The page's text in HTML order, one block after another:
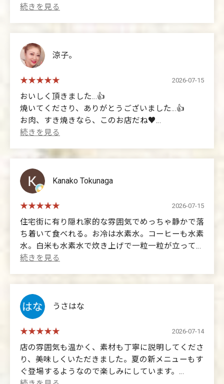
卵も野菜もお米もうどんも美味しい。
ちょっと営業が、、、、。
LINEへの誘導、商品の説明など、
正直かなりクドいかなと思いました。
マシンガントークに近いかな。
素材の説明もあんまりしつこいと、、、。
なんかハイブランド自慢しまくってる、
おじさんに感じちゃいました。
一生懸命、お仕事されてるなとは思いましたが、
苦手な人は引いちゃうと思います。
私もちょっと、、、とは思いました。
ただ料理と店主のこだわりはすばらしいので、
(Translated by Google)
As someone who's never really experienced authentic
sukiyaki,
having the owner cook it for us was a huge help.
The eggs, vegetables, rice, and udon were all
delicious.
The sales pitch was a bit...
The attempts to get us to sign up for LINE, the
product explanations,
to be honest, I thought it was a bit much.
It was almost like machine-gun talk.
The explanations of the ingredients were also a bit
excessive...
It felt like he was an old man constantly bragging
about high-end brands.
涼子。
2026-07-15
おいしく頂きました…👍
焼いてくださり、ありがとうございました…👍
お肉、すき焼きなら、このお店だね♥️
It was delicious...👍
Thank you for grilling it for us...👍
For meat and sukiyaki, this is the place to go♥️
Kanako Tokunaga
2026-07-15
住宅街に有り隠れ家的な雰囲気でめっちゃ静かで落
ち着いて食べれる。お冷は水素水。コーヒーも水素
水。白米も水素水で炊き上げで一粒一粒が立ってま
す。お肉は和牛のＡ4ランクの赤身肉でスッキリと
い人は単品で追加注文出来ます。超ビックリしたの
が卵‼️割ったらなんとビックリ✖️2️⃣卵黄が綺麗な紅
と言うか濃いオレンジというかなんとも言い表せな
い。とにかく卵が超新鮮としか言えない‼️本題のす
き焼きですが1人ずつの専用のお鍋でオーナーがま
ず一枚目を味付け・焼きをしていただけます。今日
伺ったのは友達とランチに来ました。注文時はQR
コードを読込み携帯からの注文となります。今日初
めてなので¥2200のランチを頂きました。他にも沢
うさはな
2026-07-14
店の雰囲気も温かく、素材も丁寧に説明してくださ
り、美味しくいただきました。夏の新メニューもす
ぐ登場するようなので楽しみにしています。